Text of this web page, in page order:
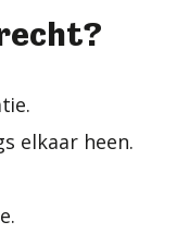
elkaar heen.